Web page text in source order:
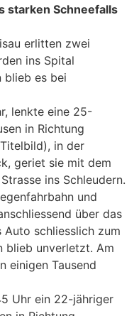
starken Schneefalls
erlitten zwei
ins Spital
blieb es bei
lenkte eine 25-
in Richtung
in der
geriet sie mit dem
ins Schleudern.
und
über das
schliesslich zum
blieb unverletzt. Am
einigen Tausend
Uhr ein 22-jähriger